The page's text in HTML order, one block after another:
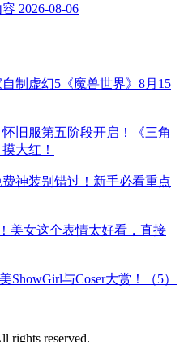
容 2026-08-06
制虚幻5《魔兽世界》8月15
旧服第五阶段开启！《三角
大红！
费神装别错过！新手必看重点
美女这个表情太好看，直接
ShowGirl与Coser大赏！（5）
rights reserved.